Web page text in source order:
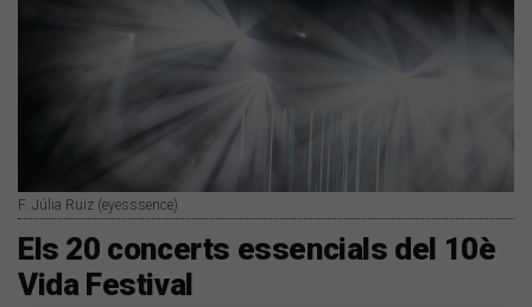
F. Júlia Ruiz (eyesssence)
Els 20 concerts essencials del 10è
Vida Festival